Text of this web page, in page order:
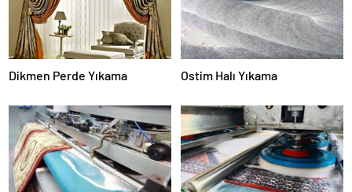
Dikmen Perde Yıkama Ostim Halı Yıkama